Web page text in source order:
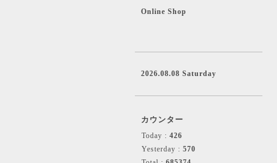
Online Shop
2026.08.08 Saturday
カウンター
Today : 426
Yesterday : 570